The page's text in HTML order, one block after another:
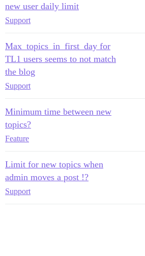
new user daily limit
Support
Max_topics_in_first_day for
TL1 users seems to not match
the blog
Support
Minimum time between new
topics?
Feature
Limit for new topics when
admin moves a post !?
Support